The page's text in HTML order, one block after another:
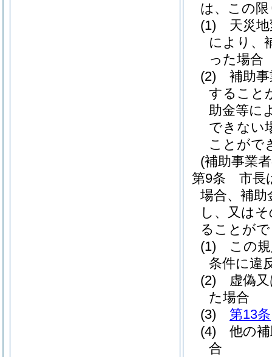
は、この
(1)
天災
により、
った場合
(2)
補助
すること
助金等に
できない
ことがで
(補助事業
第9条
市長
場合、補
し、又は
ることが
(1)
この
条件に違
(2)
虚偽
た場合
(3)
第13条
(4)
他の
合